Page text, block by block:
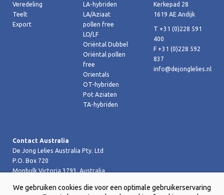
Veredeling
Teelt
Export
LA-hybriden
LA/Aziaat
pollen free
LO/LF
Oriëntal Dubbel
Oriëntal pollen
free
Orientals
OT-hybriden
Pot Aziaten
TA-hybriden
Kerkepad 28
1619 AE Andijk
T +31 (0)228 591
400
F +31 (0)228 592
837
info@dejonglelies.nl
Contact Australia
De Jong Lelies Australia Pty. Ltd
P.O. Box 720
Monbulk Victoria 3793, Australia
T +61 (0)359 619 188
We gebruiken cookies die voor een optimale gebruikerservaring